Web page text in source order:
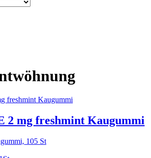
2 mg freshmint Kaugummi
105 St